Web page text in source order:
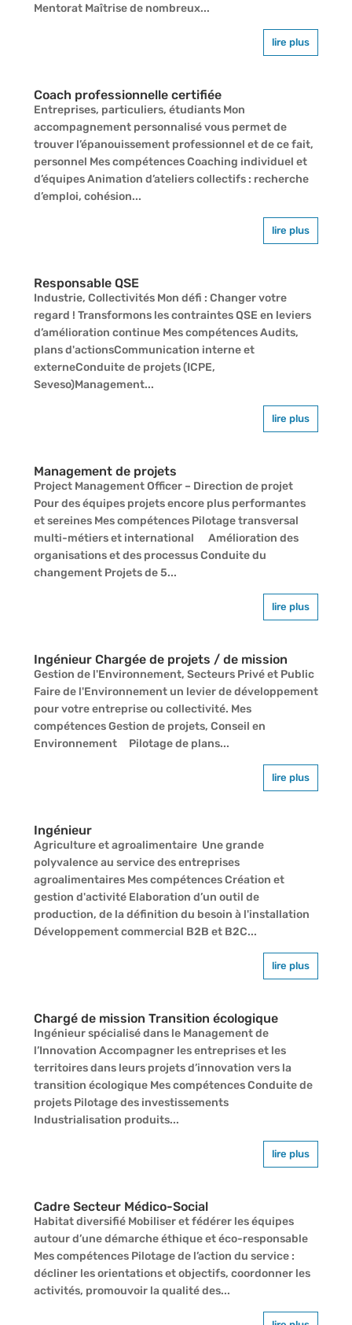
Mentorat Maîtrise de nombreux...
lire plus
Coach professionnelle certifiée
Entreprises, particuliers, étudiants Mon
accompagnement personnalisé vous permet de
trouver l’épanouissement professionnel et de ce fait,
personnel Mes compétences Coaching individuel et
d’équipes Animation d’ateliers collectifs : recherche
d’emploi, cohésion...
lire plus
Responsable QSE
Industrie, Collectivités Mon défi : Changer votre
regard ! Transformons les contraintes QSE en leviers
d’amélioration continue Mes compétences Audits,
plans d'actionsCommunication interne et
externeConduite de projets (ICPE,
Seveso)Management...
lire plus
Management de projets
Project Management Officer – Direction de projet
Pour des équipes projets encore plus performantes
et sereines Mes compétences Pilotage transversal
multi-métiers et international Amélioration des
organisations et des processus Conduite du
changement Projets de 5...
lire plus
Ingénieur Chargée de projets / de mission
Gestion de l'Environnement, Secteurs Privé et Public
Faire de l'Environnement un levier de développement
pour votre entreprise ou collectivité. Mes
compétences Gestion de projets, Conseil en
Environnement Pilotage de plans...
lire plus
Ingénieur
Agriculture et agroalimentaire Une grande
polyvalence au service des entreprises
agroalimentaires Mes compétences Création et
gestion d'activité Elaboration d’un outil de
production, de la définition du besoin à l'installation
Développement commercial B2B et B2C...
lire plus
Chargé de mission Transition écologique
Ingénieur spécialisé dans le Management de
l’Innovation Accompagner les entreprises et les
territoires dans leurs projets d’innovation vers la
transition écologique Mes compétences Conduite de
projets Pilotage des investissements
Industrialisation produits...
lire plus
Cadre Secteur Médico-Social
Habitat diversifié Mobiliser et fédérer les équipes
autour d’une démarche éthique et éco-responsable
Mes compétences Pilotage de l’action du service :
décliner les orientations et objectifs, coordonner les
activités, promouvoir la qualité des...